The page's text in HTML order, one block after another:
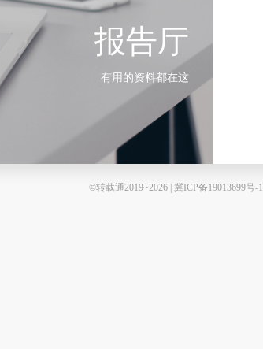
报告厅
有用的资料都在这
©转载通2019~2026 | 冀ICP备19013699号-1